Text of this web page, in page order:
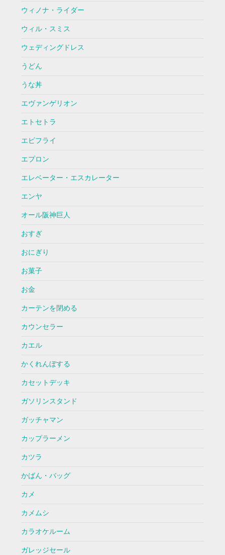
ウィノナ・ライダー
ウィル・スミス
ウェディングドレス
うどん
うな丼
エヴァンゲリオン
エトセトラ
エビフライ
エプロン
エレベーター・エスカレーター
エンヤ
オール阪神巨人
おすぎ
おにぎり
お菓子
お金
カーテンを閉める
カウンセラー
カエル
かくれんぼする
カセットデッキ
ガソリンスタンド
ガッチャマン
カップラーメン
カツラ
かばん・バッグ
カメ
カメムシ
カラオケルーム
ガレッジセール